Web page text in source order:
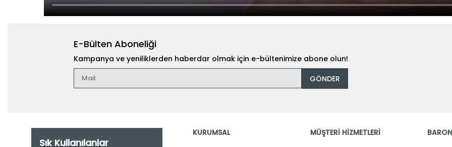
E-Bülten Aboneliği
Kampanya ve yeniliklerden haberdar olmak için e-bültenimize abone olun!
GÖNDER
Sık Kullanılanlar
KURUMSAL
MÜŞTERİ HİZMETLERİ